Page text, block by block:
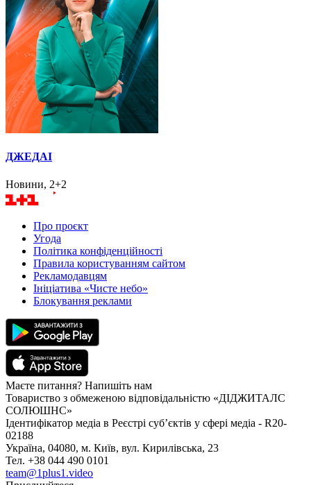
ДЖЕДАІ
Новини, 2+2
Про проєкт
Угода
Політика конфіденційності
Правила користуванням сайтом
Рекламодавцям
Ініціатива «Чисте небо»
Блокування реклами
Маєте питання? Напишіть нам
Товариство з обмеженою відповідальністю «ДІДЖИТАЛС
СОЛЮШНС»
Ідентифікатор медіа в Реєстрі суб’єктів у сфері медіа - R20-
02188
Україна, 04080, м. Київ, вул. Кирилівська, 23
Тел. +38 044 490 0101
team@1plus1.video